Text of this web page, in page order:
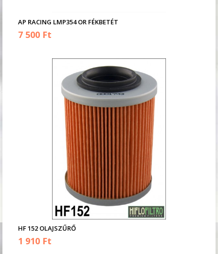
AP RACING LMP354 OR FÉKBETÉT
7 500 Ft
HF 152 OLAJSZŰRŐ
1 910 Ft